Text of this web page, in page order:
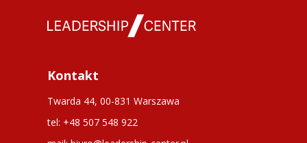
Kontakt
Twarda 44, 00-831 Warszawa
tel: +48 507 548 922